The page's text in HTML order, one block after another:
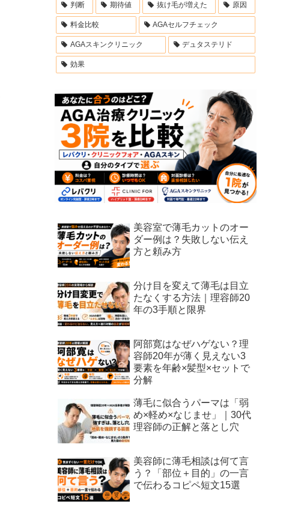
判断 期待値 抜け毛が増えた 原因
料金比較 AGAセルフチェック
AGAスキンクリニック デュタステリド
効果
美容室で薄毛カットのオー
ダー例は？失敗しない伝え
方と頼み方
分け目を変えて薄毛は目立
たなくする方法｜理容師20
年の3手順と限界
阿部寛はなぜハゲない？理
容師20年が薄く見えない3
要素を年齢×髪型×セットで
分解
薄毛に似合うパーマは「弱
め×軽め×なじませ」｜30代
理容師の正解と落とし穴
美容師に薄毛相談は何て言
う？「部位＋目的」の一言
で伝わるコピペ短文15選